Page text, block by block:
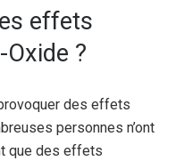
effets
?
des effets
personnes n’ont
que des effets